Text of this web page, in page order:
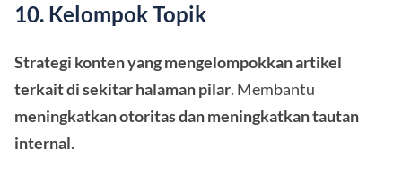
10. Kelompok Topik
Strategi konten yang mengelompokkan artikel
terkait di sekitar halaman pilar. Membantu
meningkatkan otoritas dan meningkatkan tautan
internal.